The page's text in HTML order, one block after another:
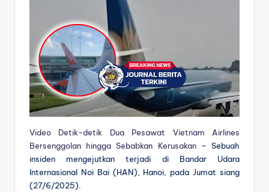
Video Detik-detik Dua Pesawat Vietnam Airlines
Bersenggolan hingga Sebabkan Kerusakan– Sebuah
insiden mengejutkan terjadi di Bandar Udara
Internasional Noi Bai (HAN), Hanoi, pada Jumat siang
(27/6/2025).